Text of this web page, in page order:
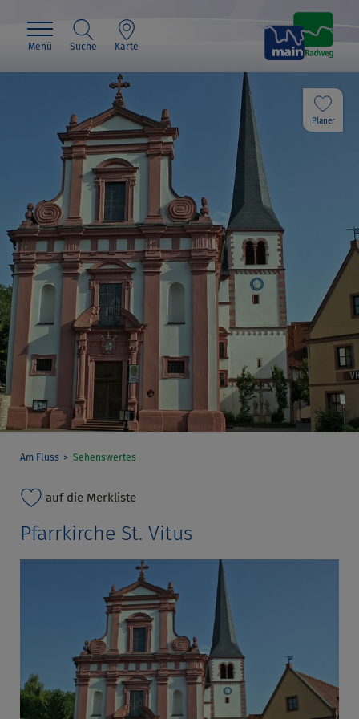
Menü Suche Karte
Planer
Am Fluss Sehenswertes
auf die Merkliste
Pfarrkirche St. Vitus